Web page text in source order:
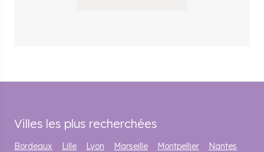
Villes les plus recherchées
Bordeaux Lille Lyon Marseille Montpellier
Nantes